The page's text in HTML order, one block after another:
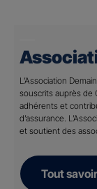
L’Association
souscrits auprès de
adhérents et
d’assurance.
et soutient des
Tout